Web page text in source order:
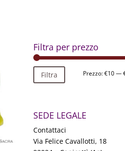
Filtra per prezzo
Filtra Prezzo:€10—
SEDE LEGALE
Contattaci
Via Felice Cavallotti, 18